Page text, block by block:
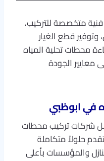
متخصصة للتركيب،
وتوفير قطع الغيار
محطات تحلية المياه
معايير الجودة
في ابوظبي
شركات تركيب محطات
حلولاً متكاملة
والمؤسسات بأعلى